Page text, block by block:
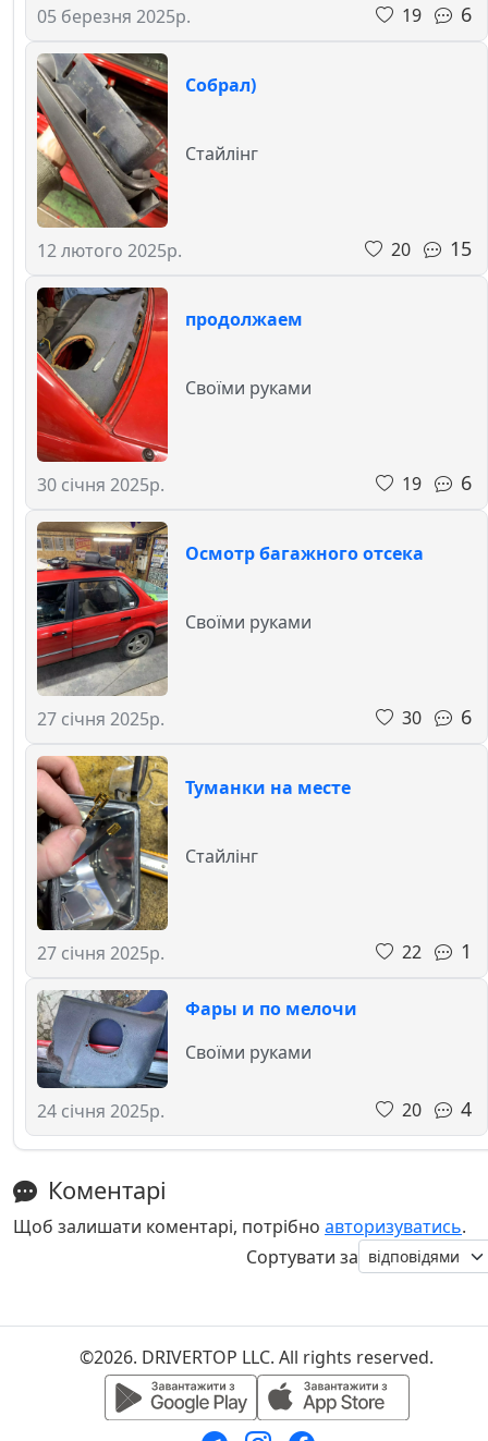
05 березня 2025р. 19 6
Собрал)
12 лютого 2025р.
Стайлінг
20 15
продолжаем
30 січня 2025р.
Своїми руками
19 6
Осмотр багажного отсека
27 січня 2025р.
Своїми руками
30 6
Туманки на месте
27 січня 2025р.
Стайлінг
22 1
Фары и по мелочи
24 січня 2025р.
Своїми руками
20 4
Коментарі
Щоб залишати коментарі, потрібно авторизуватись.
Сортувати за
©2026. DRIVERTOP LLC. All rights reserved.